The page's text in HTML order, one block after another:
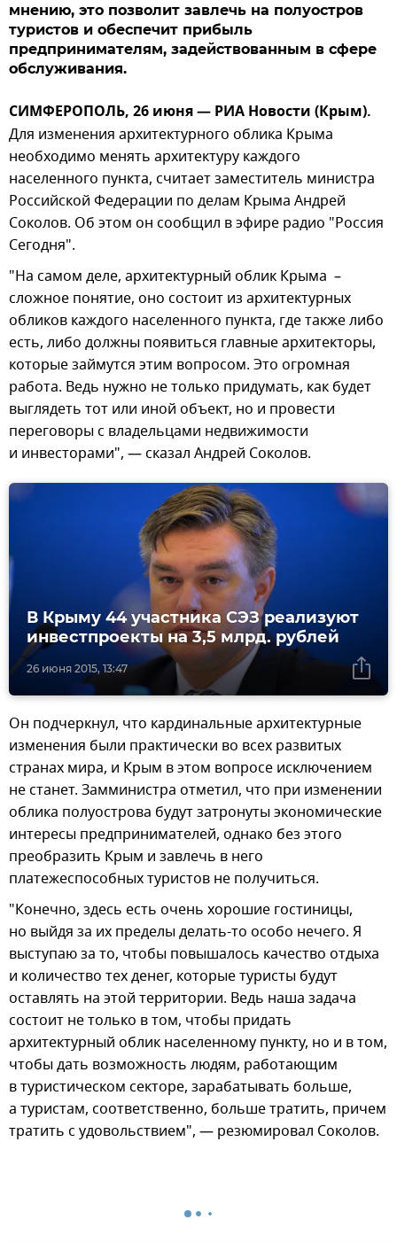
мнению, это позволит завлечь на полуостров
туристов и обеспечит прибыль
предпринимателям, задействованным в сфере
обслуживания.
СИМФЕРОПОЛЬ, 26 июня — РИА Новости (Крым).
Для изменения архитектурного облика Крыма
необходимо менять архитектуру каждого
населенного пункта, считает заместитель министра
Российской Федерации по делам Крыма Андрей
Соколов. Об этом он сообщил в эфире радио "Россия
Сегодня".
"На самом деле, архитектурный облик Крыма –
сложное понятие, оно состоит из архитектурных
обликов каждого населенного пункта, где также либо
есть, либо должны появиться главные архитекторы,
которые займутся этим вопросом. Это огромная
работа. Ведь нужно не только придумать, как будет
выглядеть тот или иной объект, но и провести
переговоры с владельцами недвижимости
и инвесторами", — сказал Андрей Соколов.
26 июня 2015, 13:47
В Крыму 44 участника СЭЗ реализуют
инвестпроекты на 3,5 млрд. рублей
Он подчеркнул, что кардинальные архитектурные
изменения были практически во всех развитых
странах мира, и Крым в этом вопросе исключением
не станет. Замминистра отметил, что при изменении
облика полуострова будут затронуты экономические
интересы предпринимателей, однако без этого
преобразить Крым и завлечь в него
платежеспособных туристов не получиться.
"Конечно, здесь есть очень хорошие гостиницы,
но выйдя за их пределы делать-то особо нечего. Я
выступаю за то, чтобы повышалось качество отдыха
и количество тех денег, которые туристы будут
оставлять на этой территории. Ведь наша задача
состоит не только в том, чтобы придать
архитектурный облик населенному пункту, но и в том,
чтобы дать возможность людям, работающим
в туристическом секторе, зарабатывать больше,
а туристам, соответственно, больше тратить, причем
тратить с удовольствием", — резюмировал Соколов.